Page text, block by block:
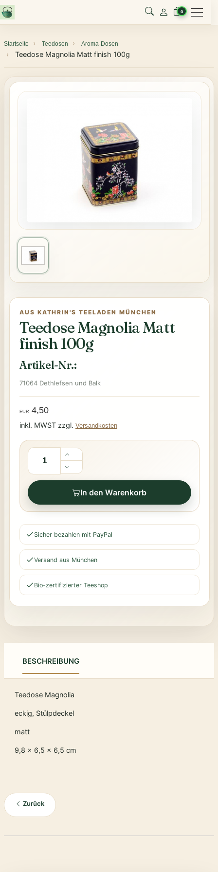
0 Menu
Startseite Teedosen Aroma-Dosen
Teedose Magnolia Matt finish 100g
AUS KATHRIN'S TEELADEN MÜNCHEN
Teedose Magnolia Matt
finish 100g
Artikel-Nr.:
71064 Dethlefsen und Balk
EUR 4,50
inkl. MWST zzgl. Versandkosten
In den Warenkorb
Sicher bezahlen mit PayPal
Versand aus München
Bio-zertifizierter Teeshop
BESCHREIBUNG
Teedose Magnolia
eckig, Stülpdeckel
matt
9,8 x 6,5 x 6,5 cm
Zurück